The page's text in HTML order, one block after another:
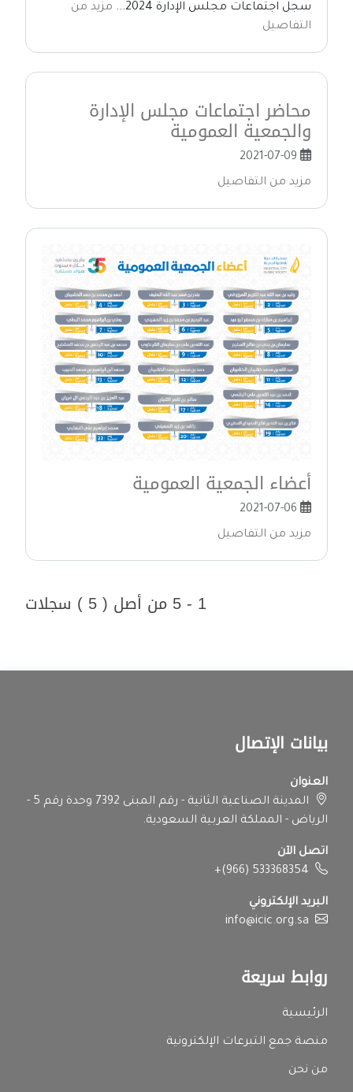
سجل اجتماعات مجلس الإدارة 2024...
مزيد من
التفاصيل
محاضر اجتماعات مجلس الإدارة
والجمعية العمومية
مزيد من التفاصيل
أعضاء الجمعية العمومية
مزيد من التفاصيل
1 - 5 من أصل ( 5 ) سجلات
بيانات الإتصال
العنوان
المدينة الصناعية الثانية - رقم المبنى 7392 وحدة رقم 5 -
الرياض - المملكة العربية السعودية.
اتصل الآن
+(966) 533368354
البريد الإلكتروني
info@icic.org.sa
روابط سريعة
الرئيسية
منصة جمع التبرعات الإلكترونية
من نحن